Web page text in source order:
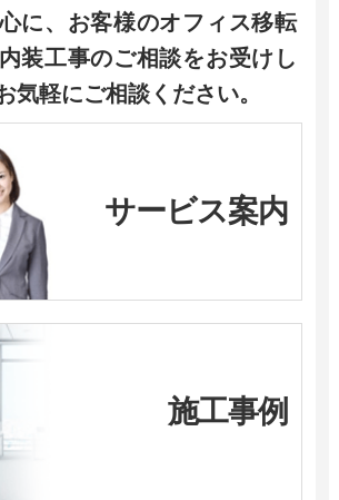
に、お客様のオフィス移転
装工事のご相談をお受けし
気軽にご相談ください。
サービス案内
施工事例